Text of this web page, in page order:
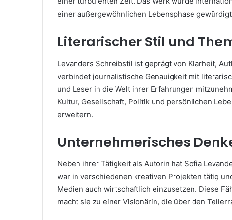
einer außergewöhnlichen Lebensphase
Literarischer Stil und
Levanders Schreibstil ist geprägt von Klarheit,
verbindet journalistische Genauigkeit mit
und Leser in die Welt ihrer Erfahrungen
Kultur, Gesellschaft, Politik und persönlichen
erweitern.
Unternehmerisches
Neben ihrer Tätigkeit als Autorin hat Sofia
war in verschiedenen kreativen Projekten tätig
Medien auch wirtschaftlich einzusetzen. Diese
macht sie zu einer Visionärin, die über den